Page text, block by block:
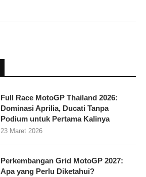
Full Race MotoGP Thailand 2026:
Dominasi Aprilia, Ducati Tanpa
Podium untuk Pertama Kalinya
23 Maret 2026
Perkembangan Grid MotoGP 2027:
Apa yang Perlu Diketahui?